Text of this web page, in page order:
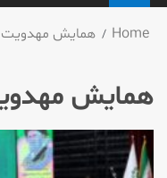
Home همایش مهدویت
همایش